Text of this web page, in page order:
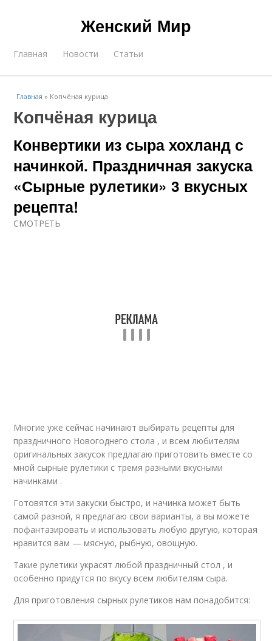
Женский Мир
Главная Новости Статьи
Главная » Копчёная курица
Копчёная курица
Конвертики из сыра хохланд с
начинкой. Праздничная закуска
«Сырные рулетики» 3 вкусных
рецепта!
СМОТРЕТЬ
Многие уже сейчас начинают выбирать рецепты для
праздничного Новогоднего стола , и всем любителям
оригинальных закусок предлагаю приготовить вместе со
мной сырные рулетики с тремя разными вкусными
начинками .
Готовятся эти закуски быстро, и начинка может быть
самой разной, я предлагаю свои варианты, а вы можете
пофантазировать и использовать любую другую, которая
нравится вам — мясную, рыбную, овощную.
Такие рулетики украсят любой праздничный стол , и
особенно придутся по вкусу всем любителям сыра.
Для приготовления сырных рулетиков нам понадобится: